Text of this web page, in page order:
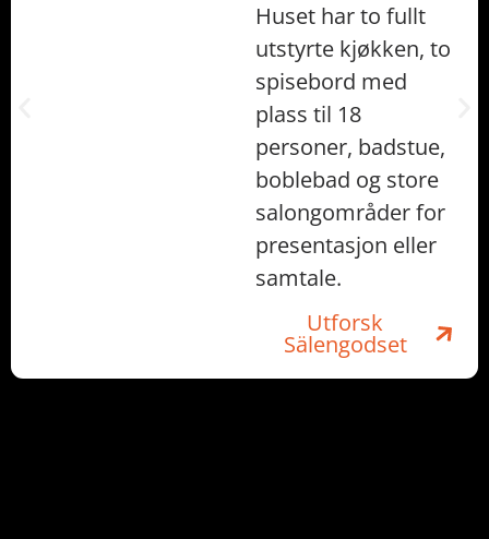
Huset har to fullt
utstyrte kjøkken, to
spisebord med
plass til 18
personer, badstue,
boblebad og store
salongområder for
presentasjon eller
samtale.
Utforsk
Sälengodset